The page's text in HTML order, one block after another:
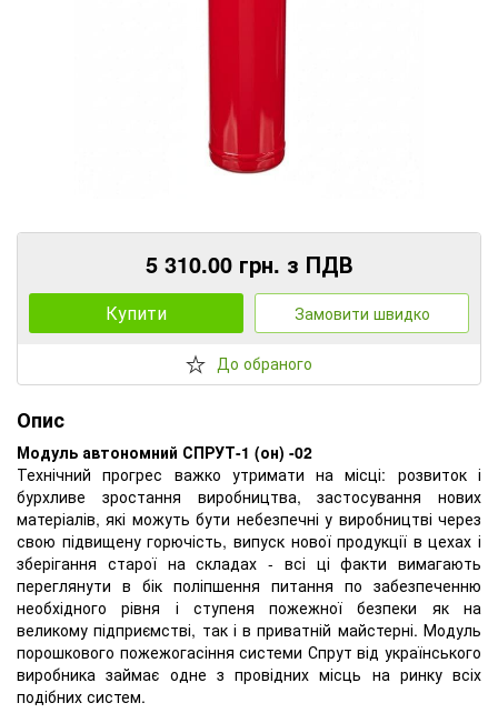
5 310.00 грн. з ПДВ
Купити Замовити швидко
До обраного
Опис
Модуль автономний СПРУТ-1 (он) -02
Технічний прогрес важко утримати на місці: розвиток і
бурхливе зростання виробництва, застосування нових
матеріалів, які можуть бути небезпечні у виробництві через
свою підвищену горючість, випуск нової продукції в цехах і
зберігання старої на складах - всі ці факти вимагають
переглянути в бік поліпшення питання по забезпеченню
необхідного рівня і ступеня пожежної безпеки як на
великому підприємстві, так і в приватній майстерні. Модуль
порошкового пожежогасіння системи Спрут від українського
виробника займає одне з провідних місць на ринку всіх
подібних систем.